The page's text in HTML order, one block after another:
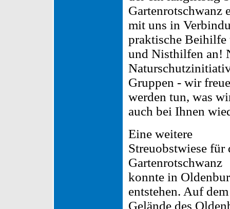
Gartenrotschwanz
mit uns in
praktische Beihilfe
und Nisthilfen an!
Gruppen - wir
werden tun, was
auch bei Ihnen
Eine weitere
Streuobstwiese für
Gartenrotschwanz
konnte in
entstehen. Auf dem
Gelände des